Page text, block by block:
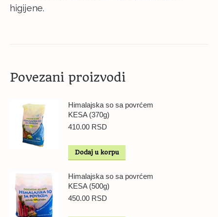
higijene.
Povezani proizvodi
Himalajska so sa povrćem
KESA (370g)
410.00 RSD
Dodaj u korpu
Himalajska so sa povrćem
KESA (500g)
450.00 RSD